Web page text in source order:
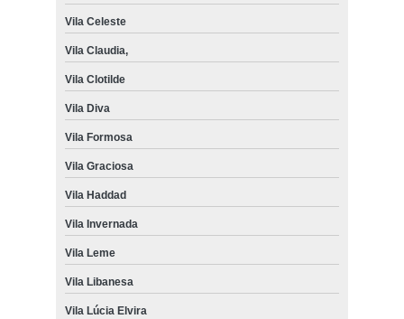
Vila Celeste
Vila Claudia,
Vila Clotilde
Vila Diva
Vila Formosa
Vila Graciosa
Vila Haddad
Vila Invernada
Vila Leme
Vila Libanesa
Vila Lúcia Elvira